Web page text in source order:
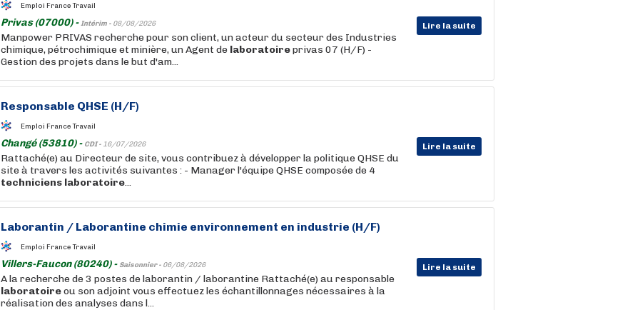
Emploi France Travail
Privas (07000) -Intérim - 08/08/2026 Lire la suite
Manpower PRIVAS recherche pour son client, un acteur du secteur des Industries
chimique, pétrochimique et minière, un Agent de laboratoireprivas 07 (H/F) -
Gestion des projets dans le but d'am...
Responsable QHSE (H/F)
Emploi France Travail
Changé (53810) - CDI - 16/07/2026 Lire la suite
Rattaché(e) au Directeur de site, vous contribuez à développer la politique QHSE du
site à travers les activités suivantes : - Manager l'équipe QHSE composée de 4
techniciens laboratoire...
Laborantin / Laborantine chimie environnement en industrie (H/F)
Emploi France Travail
Villers-Faucon (80240) - Saisonnier - 06/08/2026 Lire la suite
A la recherche de 3 postes de laborantin / laborantine Rattaché(e) au responsable
laboratoireou son adjoint vous effectuez les échantillonnages nécessaires à la
réalisation des analyses dans l...